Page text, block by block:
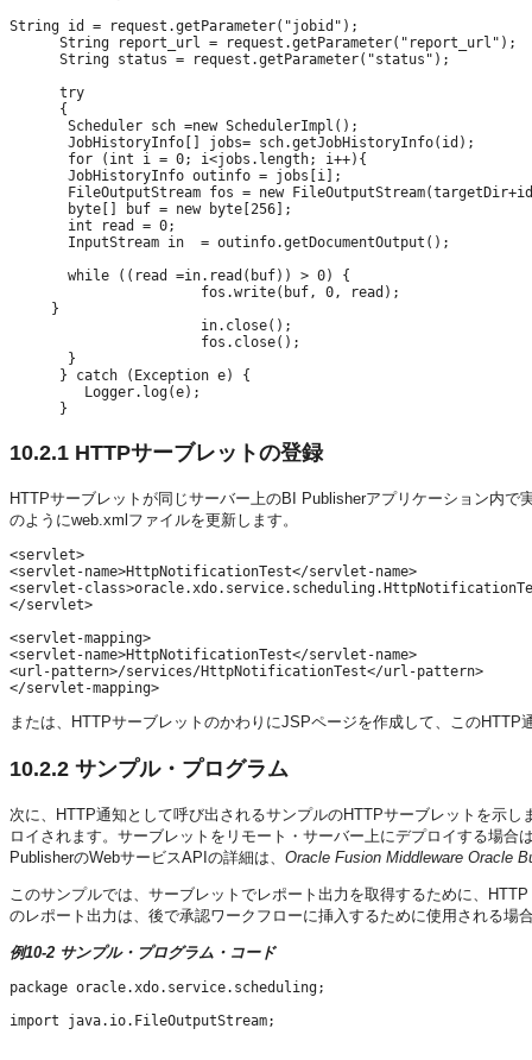
String id = request.getParameter("jobid");
      String report_url = request.getParameter("report_url");
      String status = request.getParameter("status");
      try
      {
       Scheduler sch =new SchedulerImpl();
       JobHistoryInfo[] jobs= sch.getJobHistoryInfo(id);
       for (int i = 0; i<jobs.length; i++){
       JobHistoryInfo outinfo = jobs[i];
FileOutputStream fos = new
       byte[] buf = new byte[256];
       int read = 0;
       InputStream in  = outinfo.getDocumentOutput();
       while ((read =in.read(buf)) > 0) {
                       fos.write(buf, 0, read);
     }
                       in.close();
                       fos.close();
       }
      } catch (Exception e) {
         Logger.log(e);
10.2.1 HTTPサーブレットの登録
HTTPサーブレットが同じサーバー上のBI Publisherアプリケーション内
のようにweb.xmlファイルを更新します。
<servlet>
<servlet-name>HttpNotificationTest</servlet-name>
<servlet-
</servlet>
<servlet-mapping>
<servlet-name>HttpNotificationTest</servlet-name>
<url-pattern>/services/HttpNotificationTest</url-pattern>
または、HTTPサーブレットのかわりにJSPページを作成して、この
10.2.2 サンプル・プログラム
次に、HTTP通知として呼び出されるサンプルのHTTPサーブレットを示
ロイされます。サーブレットをリモート・サーバー上にデプロイする場
PublisherのWebサービスAPIの詳細は、 Oracle Fusion Middleware Oracle
このサンプルでは、サーブレットでレポート出力を取得するために、
のレポート出力は、後で承認ワークフローに挿入するために使用される場
例10-2 サンプル・プログラム・コード
package oracle.xdo.service.scheduling;
import java.io.FileOutputStream;